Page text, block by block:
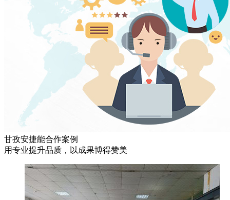
甘孜安捷能合作案例
用专业提升品质，以成果博得赞美